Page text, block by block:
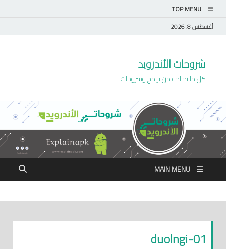
TOP MENU
أغسطس 8, 2026
شروحات الأندرويد
كل ما تحتاجه من برامج وشروحات
MAIN MENU
duolngi-01